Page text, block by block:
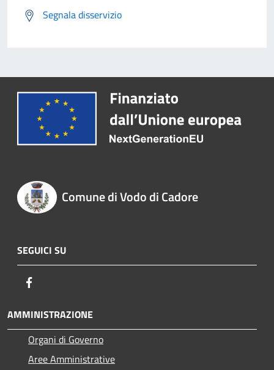
Segnala disservizio
Comune di Vodo di Cadore
SEGUICI SU
AMMINISTRAZIONE
Organi di Governo
Aree Amministrative